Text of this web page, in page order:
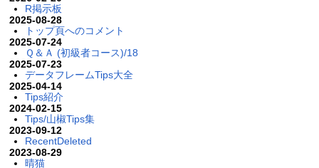
R掲示板
2025-08-28
トップ頁へのコメント
2025-07-24
Ｑ＆Ａ (初級者コース)/18
2025-07-23
データフレームTips大全
2025-04-14
Tips紹介
2024-02-15
Tips/山椒Tips集
2023-09-12
RecentDeleted
2023-08-29
晴猫